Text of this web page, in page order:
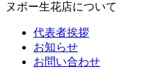
ヌボー生花店について
代表者挨拶
お知らせ
お問い合わせ